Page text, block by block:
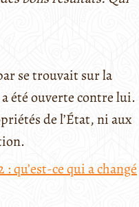
se trouvait sur la
été ouverte contre lui.
de l’État, ni aux
qu’est-ce qui a changé